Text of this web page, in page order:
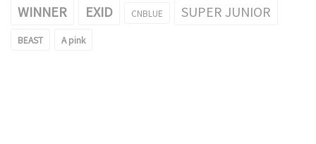
WINNER
EXID CNBLUE SUPER JUNIOR
BEAST A pink